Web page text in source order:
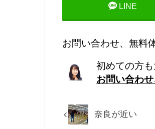
LINE
お問い合わせ、無料
初めての方も
お問い合わ
奈良が近い